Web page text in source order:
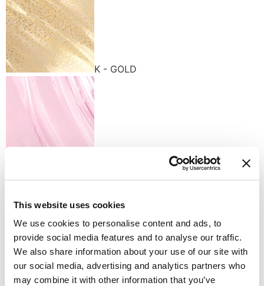
This website uses cookies
We use cookies to personalise content and ads, to
provide social media features and to analyse our traffic.
We also share information about your use of our site with
our social media, advertising and analytics partners who
may combine it with other information that you’ve
K - GOLD
S - SILK
Доступные варианты отделки